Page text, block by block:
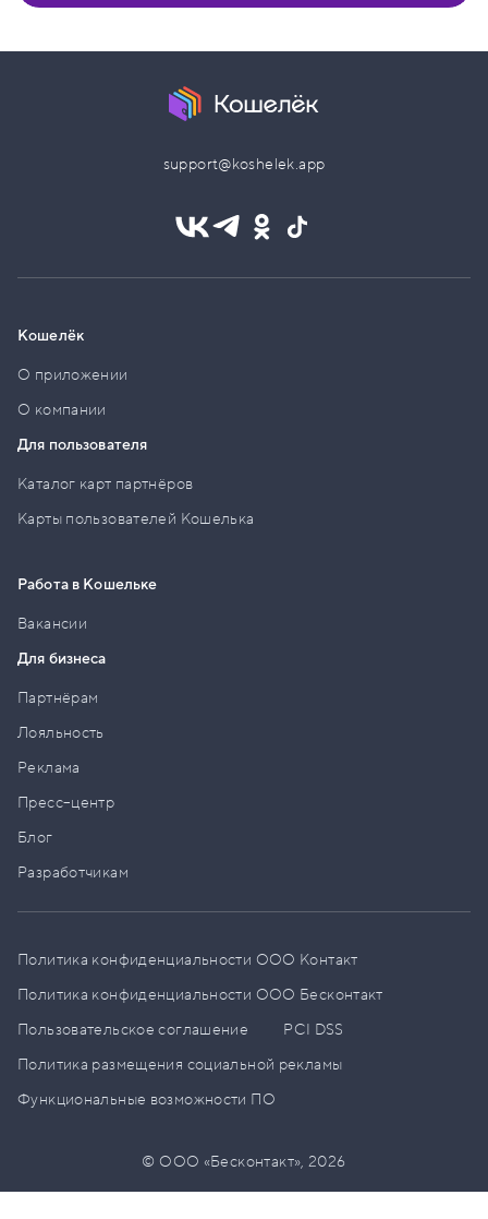
support@koshelek.app
Кошелёк
О приложении
О компании
Для пользователя
Каталог карт партнёров
Карты пользователей Кошелька
Работа в Кошельке
Вакансии
Для бизнеса
Партнёрам
Лояльность
Реклама
Пресс–центр
Блог
Разработчикам
Политика конфиденциальности ООО Контакт
Политика конфиденциальности ООО Бесконтакт
Пользовательское соглашение
PCI DSS
Политика размещения социальной рекламы
Функциональные возможности ПО
© ООО «Бесконтакт»,2026